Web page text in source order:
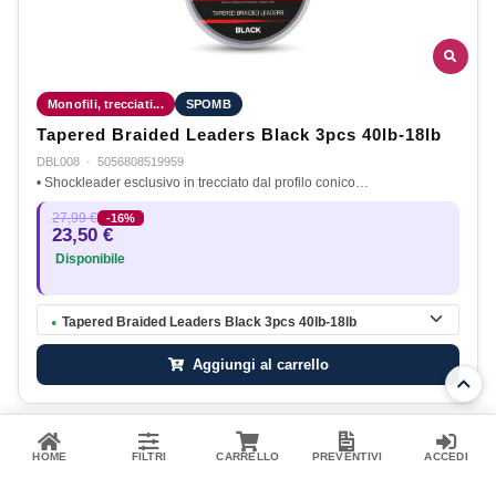
Monofili, trecciati... SPOMB
Tapered Braided Leaders Black 3pcs 40lb-18lb
DBL008 · 5056808519959
• Shockleader esclusivo in trecciato dal profilo conico…
27,99 € -16%
23,50 €
Disponibile
● Tapered Braided Leaders Black 3pcs 40lb-18lb
Aggiungi al carrello
NUOVO
HOME FILTRI CARRELLO PREVENTIVI ACCEDI